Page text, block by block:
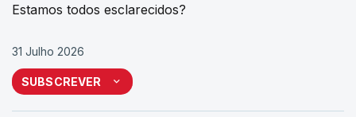
Estamos todos esclarecidos?
31 Julho 2026
SUBSCREVER